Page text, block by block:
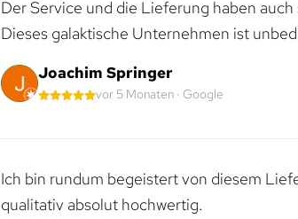
Der Service und die Lieferung haben auch
Dieses galaktische Unternehmen ist
Joachim Springer
vor 5 Monaten · Google
Ich bin rundum begeistert von diesem
qualitativ absolut hochwertig.